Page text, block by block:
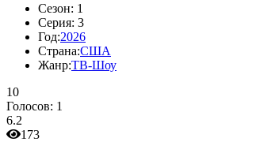
Сезон: 1
Серия: 3
Год:2026
Страна:США
Жанр:ТВ-Шоу
10
Голосов: 1
6.2
173